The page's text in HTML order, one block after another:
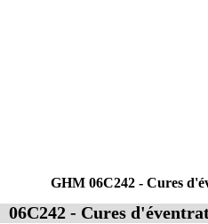
GHM 06C242 - Cures
06C242 - Cures